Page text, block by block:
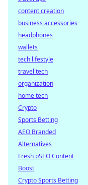
content creation
business accessories
headphones
wallets
tech lifestyle
travel tech
organization
home tech
Crypto
Sports Betting
AEO Branded
Alternatives
Fresh pSEO Content
Boost
Crypto Sports Betting